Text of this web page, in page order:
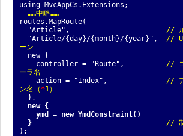
using MvcAppCs.Extensions;
……中略……
routes.MapRoute(
"Article", //
"Article/{day}/{month}/{year}", //
ーン
new {
controller = "Route", //
ーラ名
action = "Index", //
ン名（*1）
},
new {
ymd = new YmdConstraint()
}
//
);